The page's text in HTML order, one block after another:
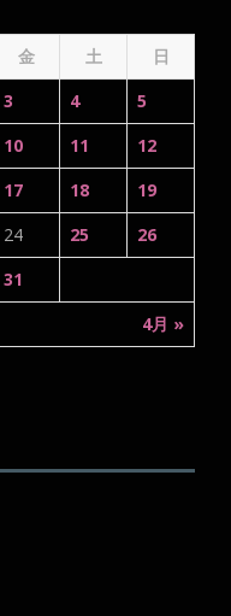
金 土 日
4月 »
3 4
5
10 11
12
17 18
19
24 25
26
31